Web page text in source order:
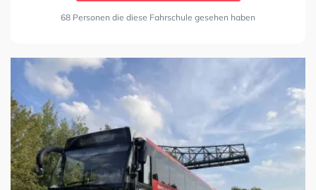
68 Personen die diese Fahrschule gesehen haben